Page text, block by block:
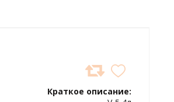
Краткое описание: